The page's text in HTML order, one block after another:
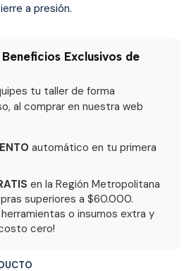
a presión.
Exclusivos de
tu taller de forma
al comprar en nuestra web
automático en tu primera
en la Región Metropolitana
superiores a $60.000.
herramientas o insumos extra y
cero!